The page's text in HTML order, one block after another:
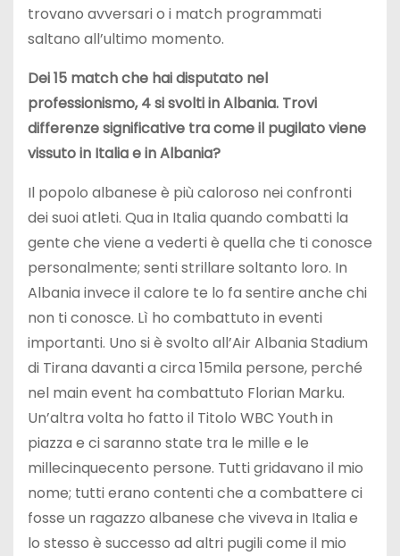
trovano avversari o i match programmati
saltano all’ultimo momento.
Dei 15 match che hai disputato nel
professionismo, 4 si svolti in Albania. Trovi
differenze significative tra come il pugilato viene
vissuto in Italia e in Albania?
Il popolo albanese è più caloroso nei confronti
dei suoi atleti. Qua in Italia quando combatti la
gente che viene a vederti è quella che ti conosce
personalmente; senti strillare soltanto loro. In
Albania invece il calore te lo fa sentire anche chi
non ti conosce. Lì ho combattuto in eventi
importanti. Uno si è svolto all’Air Albania Stadium
di Tirana davanti a circa 15mila persone, perché
nel main event ha combattuto Florian Marku.
Un’altra volta ho fatto il Titolo WBC Youth in
piazza e ci saranno state tra le mille e le
millecinquecento persone. Tutti gridavano il mio
nome; tutti erano contenti che a combattere ci
fosse un ragazzo albanese che viveva in Italia e
lo stesso è successo ad altri pugili come il mio